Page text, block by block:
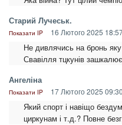
Старий Лучеськ.
Показати IP 16 Лютого 2025
Не дивлячись на бронь
Свавілля тцкунів зашкалює
Ангеліна
Показати IP 17 Лютого 2025 09:30
Який спорт і навіщо
циркунам і т.д.? Повне